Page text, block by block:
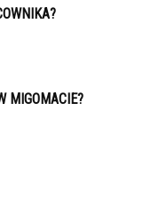
MIGOMACIE?